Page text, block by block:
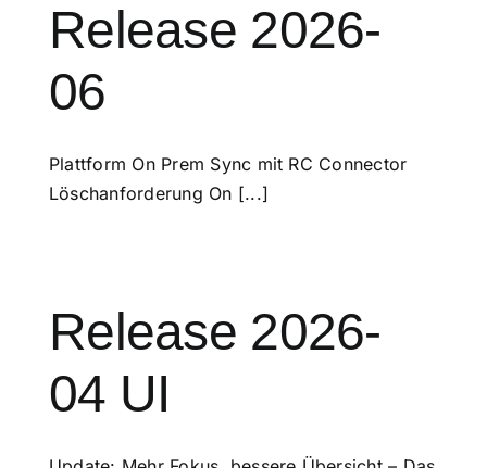
Release 2026-
06
Plattform On Prem Sync mit RC Connector
Löschanforderung On [...]
Release 2026-
04 UI